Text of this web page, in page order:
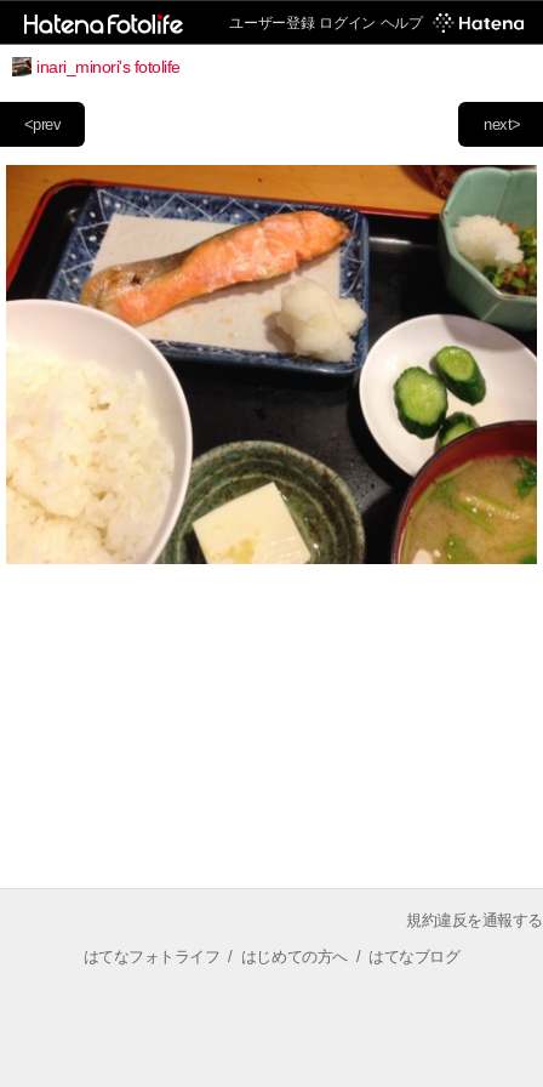
ユーザー登録 ログイン ヘルプ
inari_minori's fotolife
next>
<prev
規約違反を通報する
はてなフォトライフ / はじめての方へ/ はてなブログ